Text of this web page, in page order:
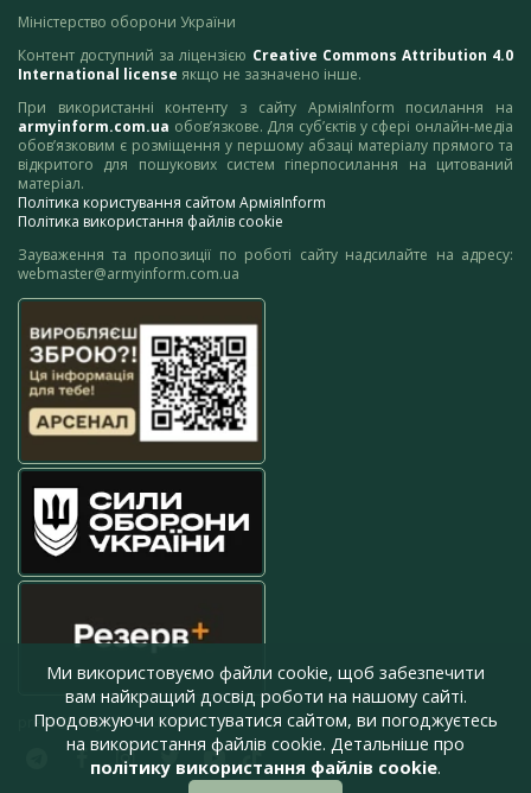
Міністерство оборони України
Контент доступний за ліцензією Creative Commons Attribution 4.0
International license якщо не зазначено інше.
При використанні контенту з сайту АрміяInform посилання на
armyinform.com.ua обов’язкове. Для суб’єктів у сфері онлайн-медіа
обов’язковим є розміщення у першому абзаці матеріалу прямого та
відкритого для пошукових систем гіперпосилання на цитований
матеріал.
Політика користування сайтом АрміяInform
Політика використання файлів cookie
Зауваження та пропозиції по роботі сайту надсилайте на адресу:
webmaster@armyinform.com.ua
press@armyinform.com.ua
Ми використовуємо файли cookie, щоб забезпечити
вам найкращий досвід роботи на нашому сайті.
Продовжуючи користуватися сайтом, ви погоджуєтесь
на використання файлів cookie. Детальніше про
політику використання файлів cookie.